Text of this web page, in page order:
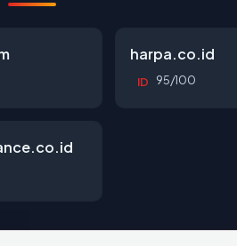
harpa.co.id
ID 95/100